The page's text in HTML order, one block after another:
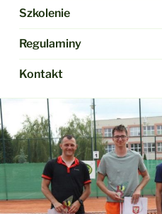
Szkolenie
Regulaminy
Kontakt